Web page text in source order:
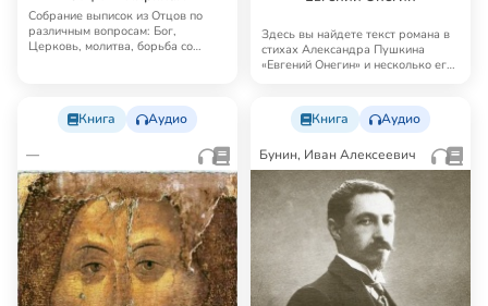
Собрание выписок из Отцов по
различным вопросам: Бог,
Церковь, молитва, борьба со
Здесь вы найдете текст романа в
стихах Александра Пушкина
«Евгений Онегин» и несколько его
Книга Аудио
—
Книга Аудио
Бунин, Иван Алексеевич